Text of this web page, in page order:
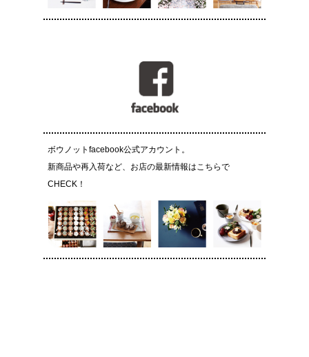
ボウノットfacebook公式アカウント。
新商品や再入荷など、お店の最新情報はこちらで
CHECK！